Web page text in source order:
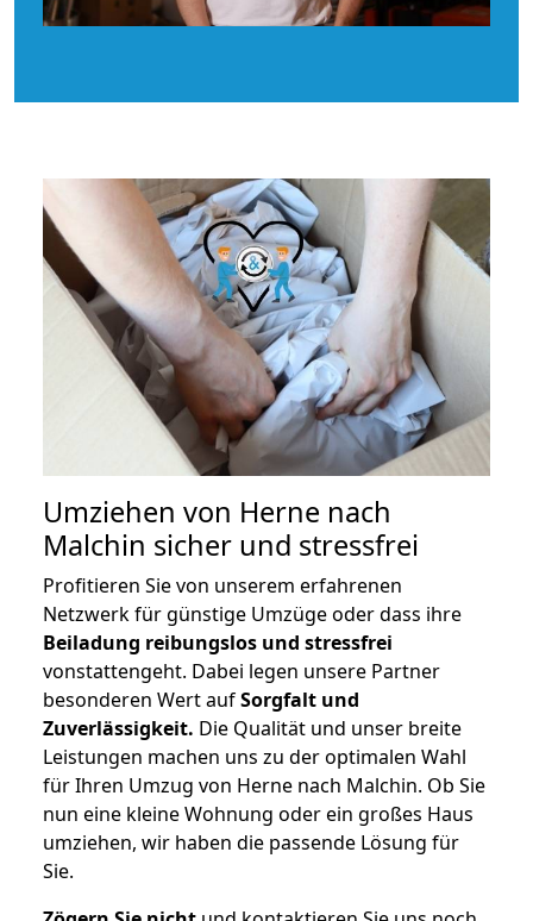
Umziehen von Herne nach
Malchin sicher und stressfrei
Profitieren Sie von unserem erfahrenen
Netzwerk für günstige Umzüge oder dass ihre
Beiladung reibungslos und stressfrei
vonstattengeht. Dabei legen unsere Partner
besonderen Wert aufSorgfalt und
Zuverlässigkeit. Die Qualität und unser breite
Leistungen machen uns zu der optimalen Wahl
für Ihren Umzug von Herne nach Malchin. Ob Sie
nun eine kleine Wohnung oder ein großes Haus
umziehen, wir haben die passende Lösung für
Sie.